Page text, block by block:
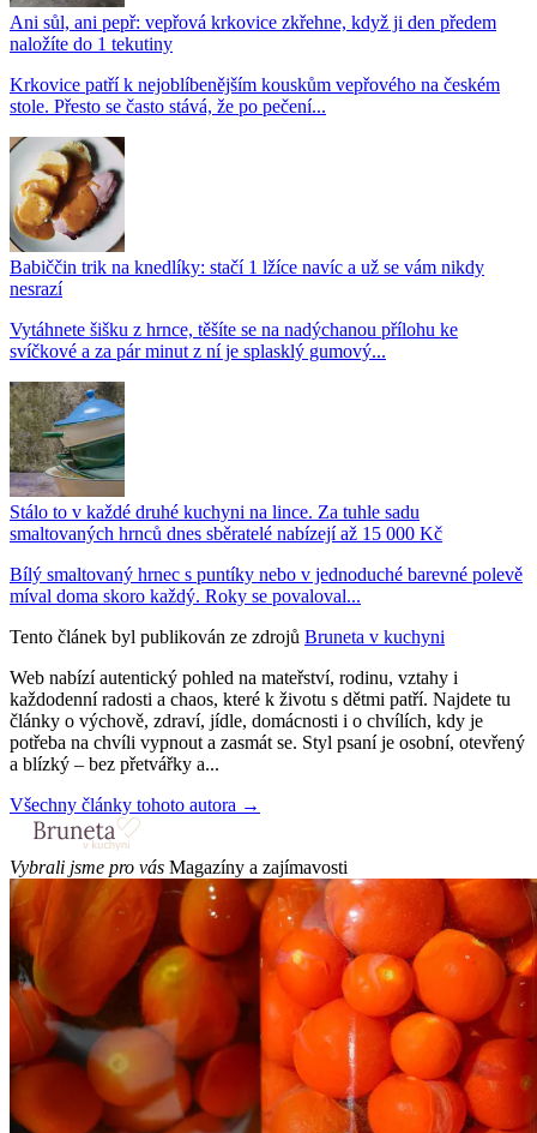
Ani sůl, ani pepř: vepřová krkovice zkřehne, když ji den předem
naložíte do 1 tekutiny
Krkovice patří k nejoblíbenějším kouskům vepřového na českém
stole. Přesto se často stává, že po pečení...
Babiččin trik na knedlíky: stačí 1 lžíce navíc a už se vám nikdy
nesrazí
Vytáhnete šišku z hrnce, těšíte se na nadýchanou přílohu ke
svíčkové a za pár minut z ní je splasklý gumový...
Stálo to v každé druhé kuchyni na lince. Za tuhle sadu
smaltovaných hrnců dnes sběratelé nabízejí až 15 000 Kč
Bílý smaltovaný hrnec s puntíky nebo v jednoduché barevné polevě
míval doma skoro každý. Roky se povaloval...
Tento článek byl publikován ze zdrojů Bruneta v kuchyni
Web nabízí autentický pohled na mateřství, rodinu, vztahy i
každodenní radosti a chaos, které k životu s dětmi patří. Najdete tu
články o výchově, zdraví, jídle, domácnosti i o chvílích, kdy je
potřeba na chvíli vypnout a zasmát se. Styl psaní je osobní, otevřený
a blízký – bez přetvářky a...
Všechny články tohoto autora →
Vybrali jsme pro vás Magazíny a zajímavosti